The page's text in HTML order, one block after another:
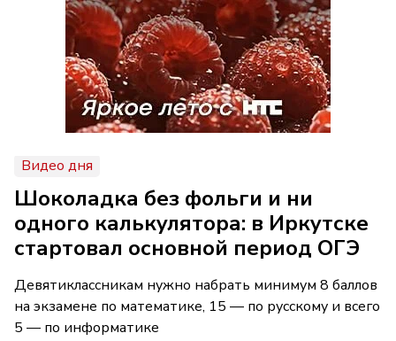
Видео дня
Шоколадка без фольги и ни
одного калькулятора: в Иркутске
стартовал основной период ОГЭ
Девятиклассникам нужно набрать минимум 8 баллов
на экзамене по математике, 15 — по русскому и всего
5 — по информатике